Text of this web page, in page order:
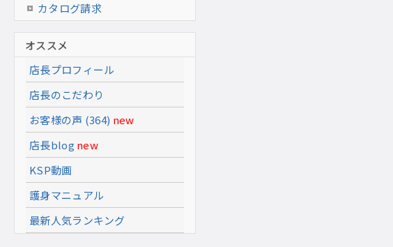
カタログ請求
オススメ
店長プロフィール
店長のこだわり
お客様の声 (364) new
店長blog new
KSP動画
護身マニュアル
最新人気ランキング